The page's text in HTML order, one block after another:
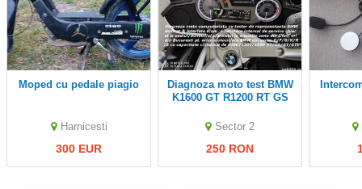
moped cu pedale piagio
Harnicesti
300 EUR
Diagnoza moto test BMW
K1600 GT R1200 RT GS
resetare interval service
Sector 2
250 RON